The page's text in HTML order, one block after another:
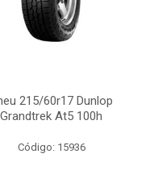
215/60r17 Dunlop
Grandtrek At5 100h
Código: 15936